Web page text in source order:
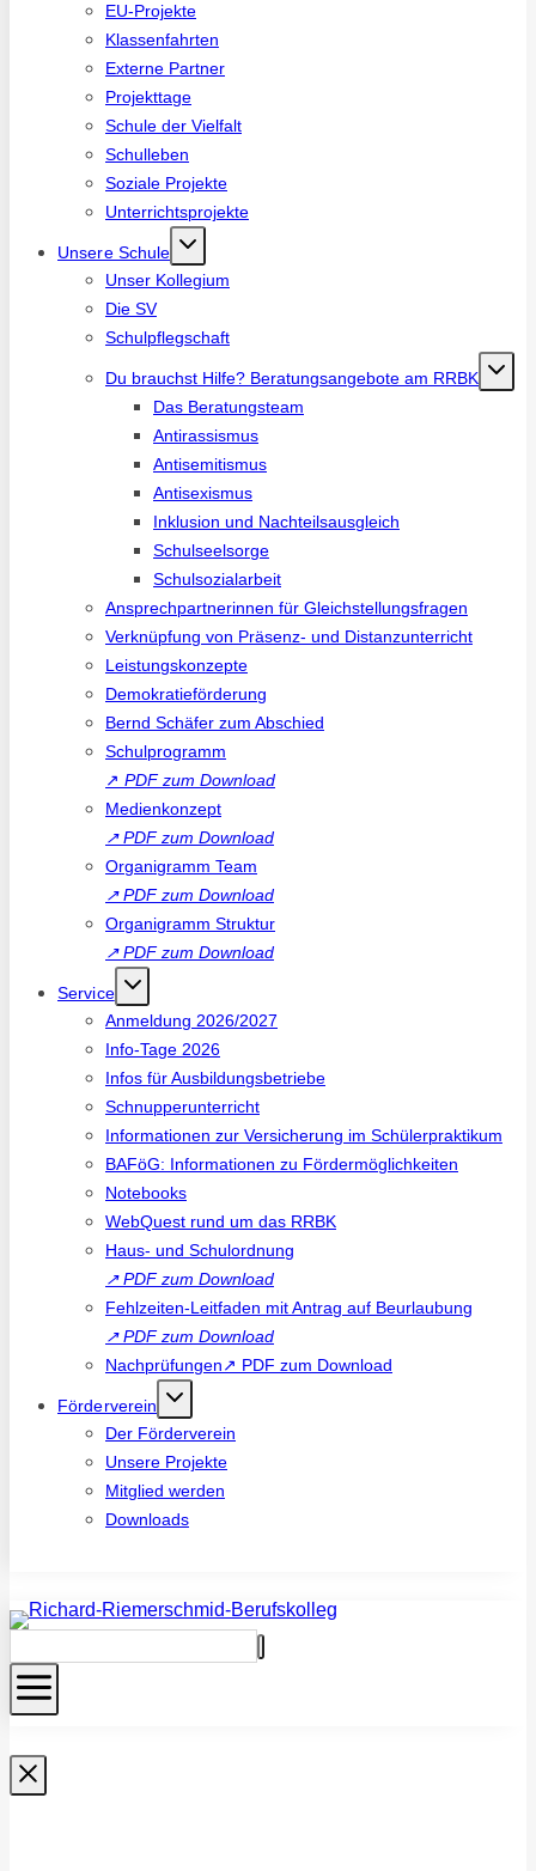
EU-Projekte
Klassenfahrten
Externe Partner
Projekttage
Schule der Vielfalt
Schulleben
Soziale Projekte
Unterrichtsprojekte
Unsere Schule
Unser Kollegium
Die SV
Schulpflegschaft
Du brauchst Hilfe? Beratungsangebote am RRBK
Das Beratungsteam
Antirassismus
Antisemitismus
Antisexismus
Inklusion und Nachteilsausgleich
Schulseelsorge
Schulsozialarbeit
Ansprechpartnerinnen für Gleichstellungsfragen
Verknüpfung von Präsenz- und Distanzunterricht
Leistungskonzepte
Demokratieförderung
Bernd Schäfer zum Abschied
Schulprogramm
↗ PDF zum Download
Medienkonzept
↗ PDF zum Download
Organigramm Team
↗ PDF zum Download
Organigramm Struktur
↗ PDF zum Download
Service
Anmeldung 2026/2027
Info-Tage 2026
Infos für Ausbildungsbetriebe
Schnupperunterricht
Informationen zur Versicherung im Schülerpraktikum
BAFöG: Informationen zu Fördermöglichkeiten
Notebooks
WebQuest rund um das RRBK
Haus- und Schulordnung
↗ PDF zum Download
Fehlzeiten-Leitfaden mit Antrag auf Beurlaubung
↗ PDF zum Download
Nachprüfungen↗ PDF zum Download
Förderverein
Der Förderverein
Unsere Projekte
Mitglied werden
Downloads